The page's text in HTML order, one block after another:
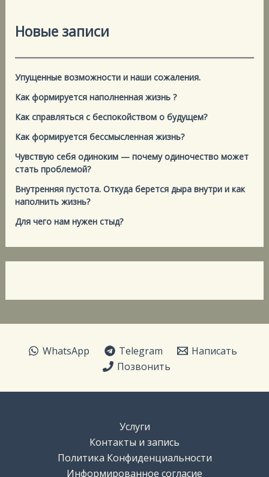
Новые записи
Упущенные возможности и наши сожаления.
Как формируется наполненная жизнь ?
Как справляться с беспокойством о будущем?
Как формируется бессмысленная жизнь?
Чувствую себя одиноким — почему одиночество может
стать проблемой?
Внутренняя пустота. Откуда берется дыра внутри и как
наполнить жизнь?
Для чего нам нужен стыд?
WhatsApp Telegram
Написать
Позвонить
Услуги
Контакты и запись
Политика Конфиденциальности
Информированное согласие